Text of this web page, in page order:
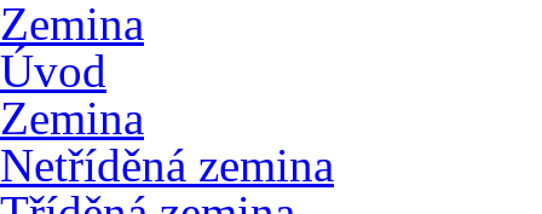
Zemina
Úvod
Zemina
Netříděná zemina